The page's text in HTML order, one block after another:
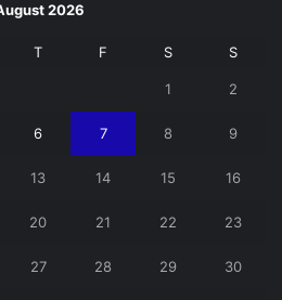
2026
T F S S
1 2
6 7 8 9
13 14 15 16
20 21 22 23
27 28 29 30